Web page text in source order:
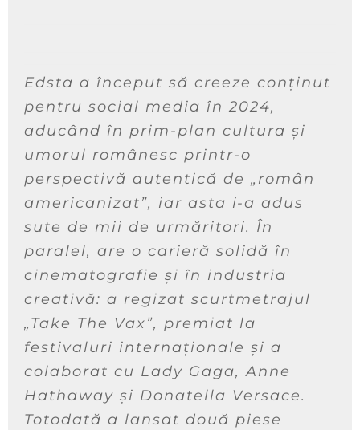
Edsta a început să creeze conținut
pentru social media în 2024,
aducând în prim-plan cultura și
umorul românesc printr-o
perspectivă autentică de „ român
americanizat”, iar asta i-a adus
sute de mii de urmăritori. În
paralel, are o carieră solidă în
cinematografie și în industria
creativă: a regizat scurtmetrajul
„Take The Vax”, premiat la
festivaluri internaționale și a
colaborat cu Lady Gaga, Anne
Hathaway și Donatella Versace.
Totodată a lansat două piese